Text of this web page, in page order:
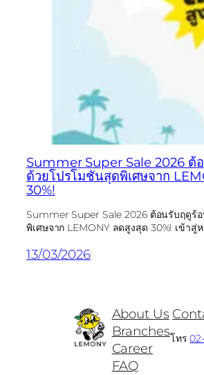
Summer Super Sale 2026 ต้
ด้วยโปรโมชันสุดพิเศษจาก
30%!
Summer Super Sale 2026 ต้อนรับฤดูร้
พิเศษจาก LEMONY ลดสูงสุด 30%! เข้าสู่
13/03/2026
About Us
Branches
Career
FAQ
โทร